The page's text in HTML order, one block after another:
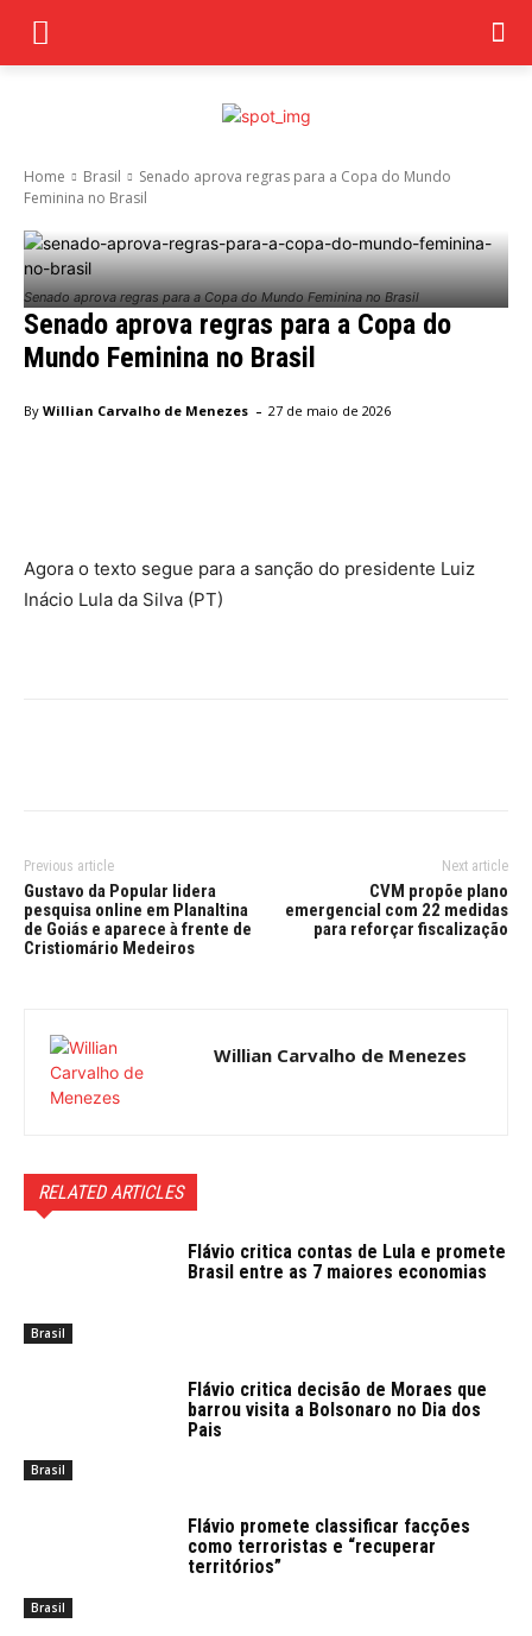
Home Brasil
Senado aprova regras para a Copa do Mundo
Feminina no Brasil
Senado aprova regras para a Copa do Mundo Feminina no Brasil
Senado aprova regras para a Copa do
Mundo Feminina no Brasil
By Willian Carvalho de Menezes - 27 de maio de 2026
Agora o texto segue para a sanção do presidente Luiz
Inácio Lula da Silva (PT)
Previous article
Gustavo da Popular lidera
pesquisa online em Planaltina
de Goiás e aparece à frente de
Cristiomário Medeiros
Next article
CVM propõe plano
emergencial com 22 medidas
para reforçar fiscalização
Willian Carvalho de Menezes
RELATED ARTICLES
Brasil
Flávio critica contas de Lula e promete
Brasil entre as 7 maiores economias
Brasil
Flávio critica decisão de Moraes que
barrou visita a Bolsonaro no Dia dos
Pais
Brasil
Flávio promete classificar facções
como terroristas e “recuperar
territórios”